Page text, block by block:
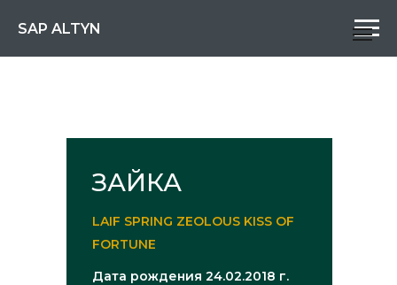
SAP ALTYN
ЗАЙКА
LAIF SPRING ZEOLOUS KISS OF
FORTUNE
Дата рождения 24.02.2018 г.